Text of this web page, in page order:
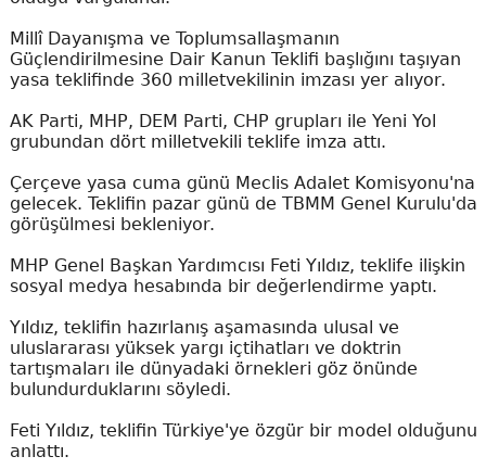
Millî Dayanışma ve Toplumsallaşmanın
Güçlendirilmesine Dair Kanun Teklifi başlığını taşıyan
yasa teklifinde 360 milletvekilinin imzası yer alıyor.
AK Parti, MHP, DEM Parti, CHP grupları ile Yeni Yol
grubundan dört milletvekili teklife imza attı.
Çerçeve yasa cuma günü Meclis Adalet Komisyonu'na
gelecek. Teklifin pazar günü de TBMM Genel Kurulu'da
görüşülmesi bekleniyor.
MHP Genel Başkan Yardımcısı Feti Yıldız, teklife ilişkin
sosyal medya hesabında bir değerlendirme yaptı.
Yıldız, teklifin hazırlanış aşamasında ulusal ve
uluslararası yüksek yargı içtihatları ve doktrin
tartışmaları ile dünyadaki örnekleri göz önünde
bulundurduklarını söyledi.
Feti Yıldız, teklifin Türkiye'ye özgür bir model olduğunu
anlattı.